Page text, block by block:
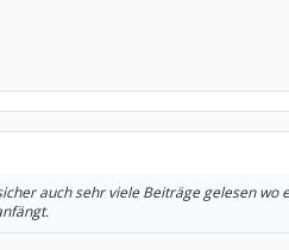
auch sehr viele Beiträge gelesen